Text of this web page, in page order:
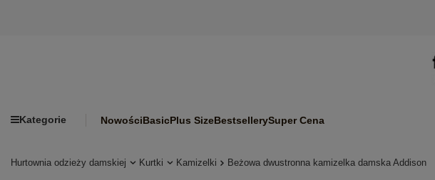
Kategorie NowościBasicPlus SizeBestsellerySuper Cena
Hurtownia odzieży damskiej Kurtki Kamizelki Beżowa dwustronna kamizelka damska Addison